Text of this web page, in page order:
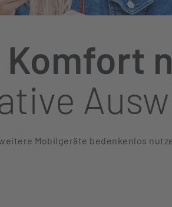
Mobilgeräte bedenkenlos